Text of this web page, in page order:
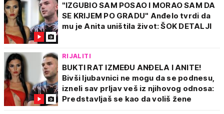
"IZGUBIO SAM POSAO I MORAO SAM DA
SE KRIJEM PO GRADU" Anđelo tvrdi da
mu je Anita uništila život: ŠOK DETALJI
RIJALITI
BUKTI RAT IZMEĐU ANĐELA I ANITE!
Bivši ljubavnici ne mogu da se podnesu,
izneli sav prljav veš iz njihovog odnosa:
Predstavljaš se kao da voliš žene